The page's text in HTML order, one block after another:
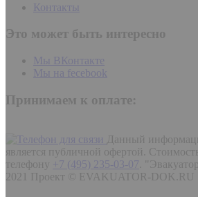
Контакты
Это может быть интересно
Мы ВКонтакте
Мы на fecebook
Принимаем к оплате:
Данный
является публичной офертой.
телефону
+7 (495) 235-03-07
2021 Проект © EVAKUATOR-DOK.RU